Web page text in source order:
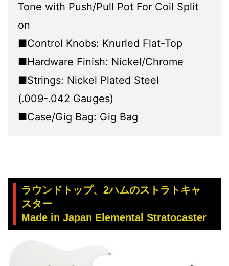
Tone with Push/Pull Pot For Coil Split
on
■Control Knobs: Knurled Flat-Top
■Hardware Finish: Nickel/Chrome
■Strings: Nickel Plated Steel
(.009-.042 Gauges)
■Case/Gig Bag: Gig Bag
ラウンドトップ、2ハムのストラトキャ
スター
Made in Japan Elemental Stratocaster